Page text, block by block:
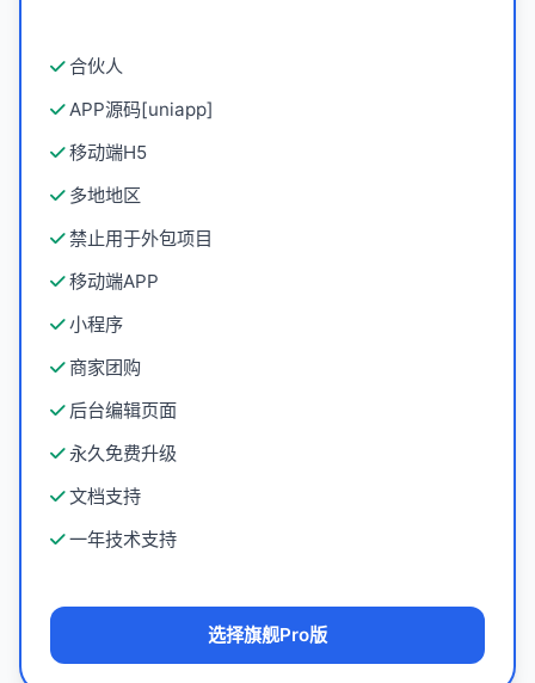
合伙人
APP源码[uniapp]
移动端H5
多地地区
禁止用于外包项目
移动端APP
小程序
商家团购
后台编辑页面
永久免费升级
文档支持
一年技术支持
选择旗舰Pro版